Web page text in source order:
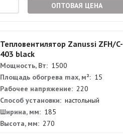
ОПТОВАЯ ЦЕНА
Тепловентилятор Zanussi ZFH/C-
403 black
Мощность, Вт: 1500
Площадь обогрева max, м²: 15
Рабочее напряжение: 220
Способ установки: настольный
Ширина, мм: 185
Высота, мм: 270